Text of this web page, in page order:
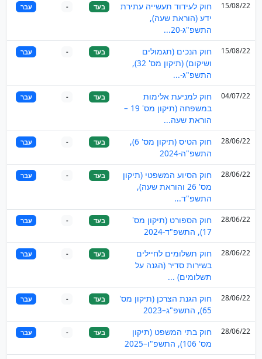
15/08/22
חוק לעידוד תעשייה עתירת
ידע (הוראת שעה),
התשפ"ג-20...
בעד - עבר
15/08/22
חוק הנכים (תגמולים
ושיקום) (תיקון מס' 32),
התשפ"ג-...
בעד - עבר
04/07/22
חוק למניעת אלימות
במשפחה (תיקון מס' 19 –
הוראת שעה...
בעד - עבר
28/06/22
חוק הטיס (תיקון מס' 6),
התשפ"ה-2024
בעד - עבר
28/06/22
חוק הסיוע המשפטי (תיקון
מס' 26 והוראת שעה),
התשפ"ד...
בעד - עבר
28/06/22
חוק הספורט (תיקון מס'
17), התשפ"ד-2024
בעד - עבר
28/06/22
חוק תשלומים לחיילים
בשירות סדיר (הגנה על
תשלומים) ...
בעד - עבר
28/06/22
חוק הגנת הצרכן (תיקון מס'
65), התשפ"ג–2023
בעד - עבר
28/06/22
חוק בתי המשפט (תיקון
מס' 106), התשפ"ו–2025
בעד - עבר